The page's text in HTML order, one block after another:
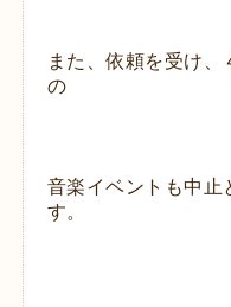
また、依頼を受け
の
音楽イベントも中止
す。